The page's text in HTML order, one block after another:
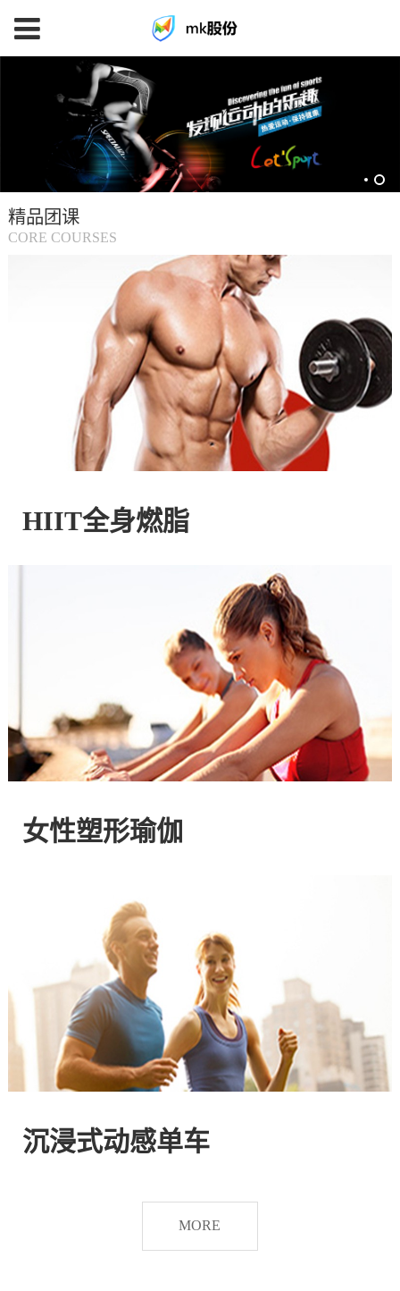
育
(中
有
官
方
网
注
HIIT
燃
精品团课
CORE COURSES
HIIT全身燃脂
女性塑形瑜伽
沉浸式动感单车
MORE